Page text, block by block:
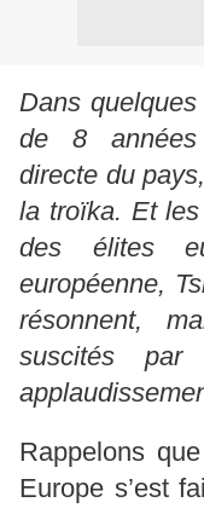
Dans
de 8 années
directe du
la troïka. Et
des élites
européenne,
résonnent,
suscités
Rappelons
Europe s’est